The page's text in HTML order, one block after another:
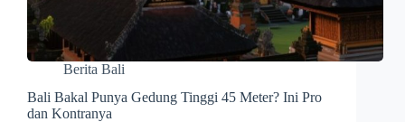
Berita Bali
Bali Bakal Punya Gedung Tinggi 45 Meter? Ini Pro
dan Kontranya